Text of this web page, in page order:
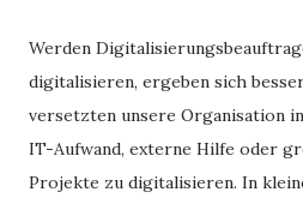
Werden
digitalisieren, ergeben sich
versetzten unsere Organisation
IT-Aufwand, externe Hilfe oder
Projekte zu digitalisieren. In